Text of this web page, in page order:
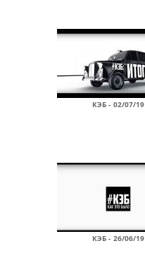
КЭБ - 02/07/19
КЭБ - 26/06/19